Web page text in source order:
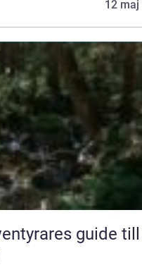
12 maj
guide till